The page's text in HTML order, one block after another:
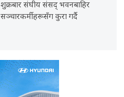
शुक्रबार संघीय संसद् भवनबाहिर
सञ्चारकर्मीहरूसँग कुरा गर्दै